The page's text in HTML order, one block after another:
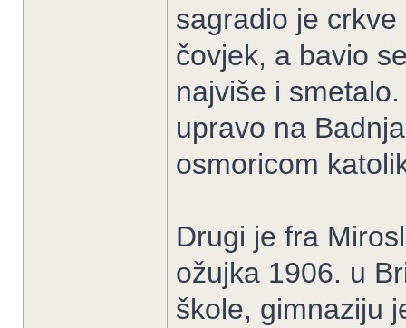
sagradio je
čovjek, a bavio
najviše i
upravo na
osmoricom
Drugi je fra
ožujka 1906. u
škole, gimnaziju